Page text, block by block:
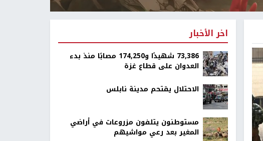
اخر الأخبار
73,386 شهيدًا و174,250 مصابًا منذ بدء
العدوان على قطاع غزة
الاحتلال يقتحم مدينة نابلس
مستوطنون يتلفون مزروعات في أراضي
المغير بعد رعي مواشيهم